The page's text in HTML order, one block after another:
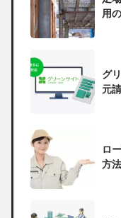
用
グ
元
ロ
方